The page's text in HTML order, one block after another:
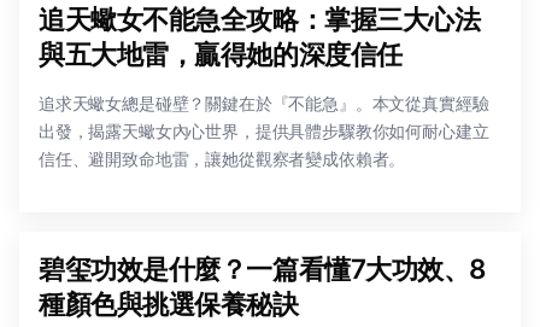
追天蠍女不能急全攻略：掌握三大心法
與五大地雷，贏得她的深度信任
追求天蠍女總是碰壁？關鍵在於『不能急』。本文從真實經驗
出發，揭露天蠍女內心世界，提供具體步驟教你如何耐心建立
信任、避開致命地雷，讓她從觀察者變成依賴者。
碧玺功效是什麼？一篇看懂7大功效、8
種顏色與挑選保養秘訣